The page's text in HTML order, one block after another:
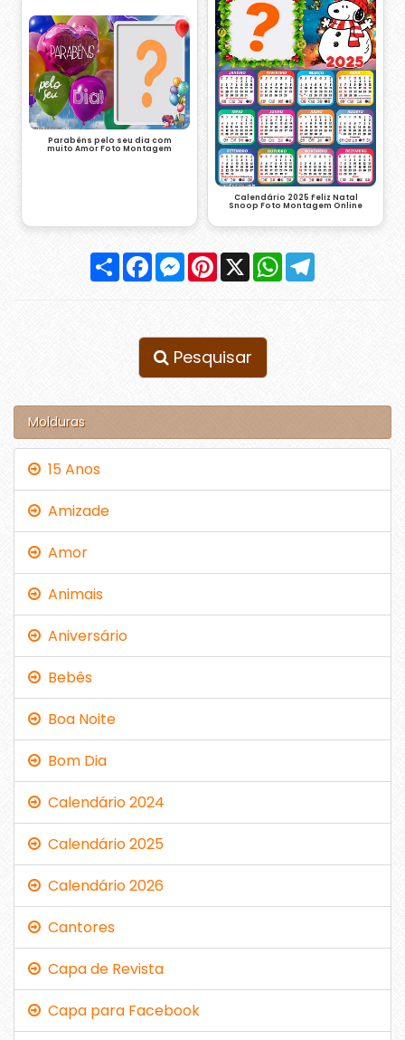
Parabéns pelo seu dia com
muito Amor Foto Montagem
Calendário 2025 Feliz Natal
Snoop Foto Montagem Online
Compartilhar
FacebookMessenger
Pinterest
X WhatsApp
Pesquisar
Molduras
15 Anos
Amizade
Amor
Animais
Aniversário
Bebês
Boa Noite
Bom Dia
Calendário 2024
Calendário 2025
Calendário 2026
Cantores
Capa de Revista
Capa para Facebook